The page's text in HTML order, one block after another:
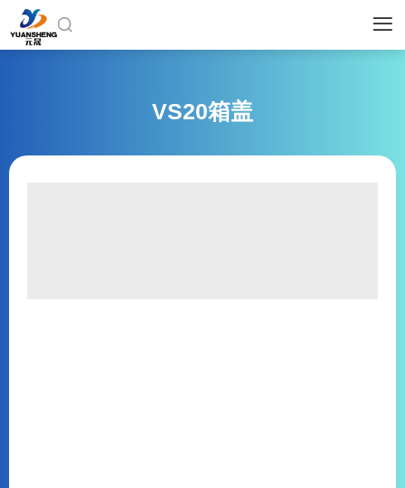
 
VS20箱盖